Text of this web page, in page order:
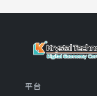
平台